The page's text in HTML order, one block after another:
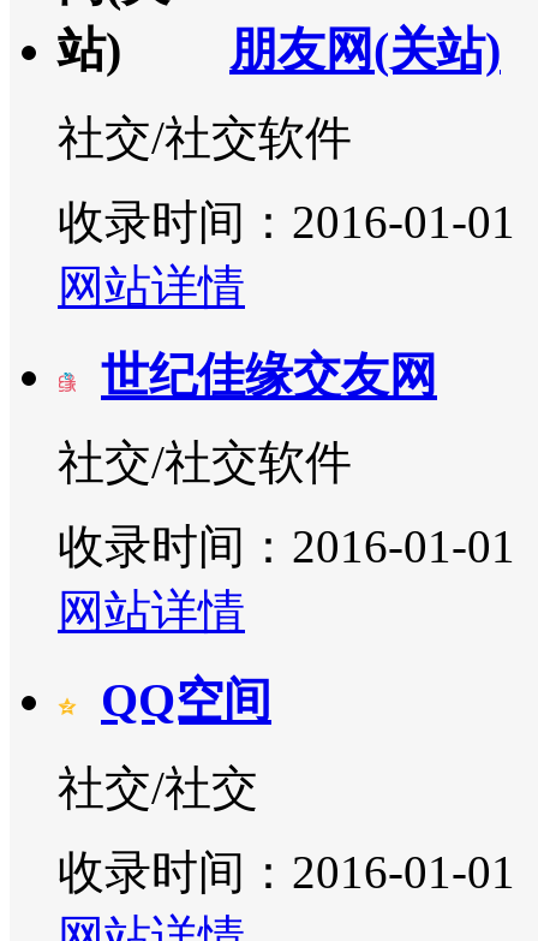
朋友网(关站)
社交/社交软件
收录时间：2016-01-01
网站详情
世纪佳缘交友网
社交/社交软件
收录时间：2016-01-01
网站详情
QQ空间
社交/社交
收录时间：2016-01-01